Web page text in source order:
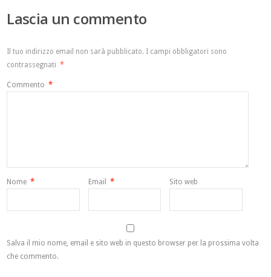
Lascia un commento
Il tuo indirizzo email non sarà pubblicato. I campi obbligatori sono
contrassegnati *
Commento *
Nome * Email * Sito web
Salva il mio nome, email e sito web in questo browser per la prossima volta
che commento.